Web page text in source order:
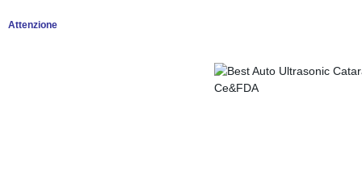
Attenzione